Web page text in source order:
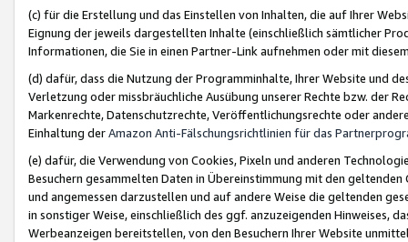
(c) für die Erstellung und das Einstellen von Inhalten, die auf Ihrer
Eignung der jeweils dargestellten Inhalte (einschließlich sämtlicher
Informationen, die Sie in einen Partner-Link aufnehmen oder mit
(d) dafür, dass die Nutzung der Programminhalte, Ihrer Website und
Verletzung oder missbräuchliche Ausübung unserer Rechte bzw. der
Markenrechte, Datenschutzrechte, Veröffentlichungsrechte oder
Einhaltung derAmazon Anti-Fälschungsrichtlinien für das
(e) dafür, die Verwendung von Cookies, Pixeln und anderen
Besuchern gesammelten Daten in Übereinstimmung mit den
und angemessen darzustellen und auf andere Weise die geltenden
in sonstiger Weise, einschließlich des ggf. anzuzeigenden Hinweises,
Werbeanzeigen bereitstellen, von den Besuchern Ihrer Website